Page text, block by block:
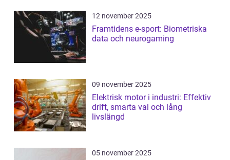
12 november 2025
Framtidens e-sport: Biometriska
data och neurogaming
09 november 2025
Elektrisk motor i industri: Effektiv
drift, smarta val och lång
livslängd
05 november 2025